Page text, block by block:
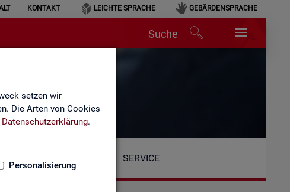
setzen wir
Die Arten von Cookies
Datenschutzerklärung.
Personalisierung
KONTAKT LEICHTE SPRACHE GEBÄRDENSPRACHE
Suche
SERVICE